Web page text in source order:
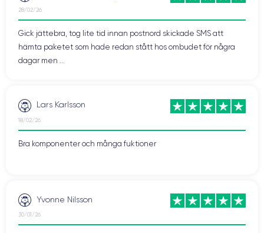
28/02/26
Gick jättebra, tog lite tid innan postnord skickade SMS att
hämta paketet som hade redan stått hos ombudet för några
dagar men ...
Lars Karlsson
18/02/26
Bra komponenter och många fuktioner
Yvonne Nilsson
30/01/26